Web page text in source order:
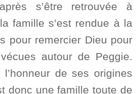
s’être retrouvée à
famille s’est rendue à la
pour remercier Dieu pour
autour de Peggie.
de ses origines
donc une famille toute de